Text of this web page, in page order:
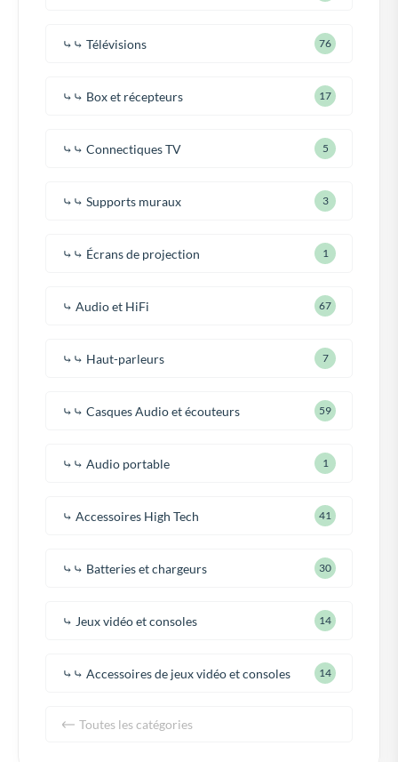
⤷⤷ Télévisions 76
⤷⤷ Box et récepteurs 17
⤷⤷ Connectiques TV 5
⤷⤷ Supports muraux 3
⤷⤷ Écrans de projection 1
⤷ Audio et HiFi 67
⤷⤷ Haut-parleurs 7
⤷⤷ Casques Audio et écouteurs 59
⤷⤷ Audio portable 1
⤷ Accessoires High Tech 41
⤷⤷ Batteries et chargeurs 30
⤷ Jeux vidéo et consoles 14
⤷⤷ Accessoires de jeux vidéo et consoles 14
Toutes les catégories